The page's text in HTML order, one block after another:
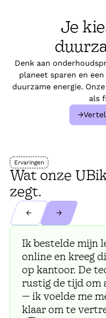
Je
Denk aan
planeet sparen en
duurzame energie.
als
→
Ervaringen
Wat onze
zegt.
← →
Ik bestelde mijn
online en kreeg
op kantoor. De
rustig de tijd om
— ik voelde me
klaar om te